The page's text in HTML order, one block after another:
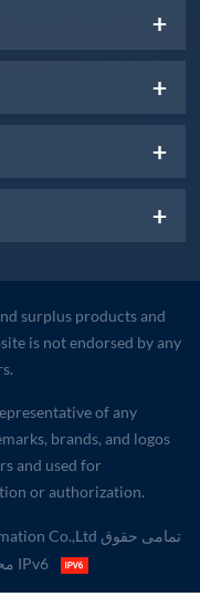
surplus products and
is not endorsed by any
of any
brands, and logos
and used for
or authorization.
| پشتیبانی از شبکه IPv6